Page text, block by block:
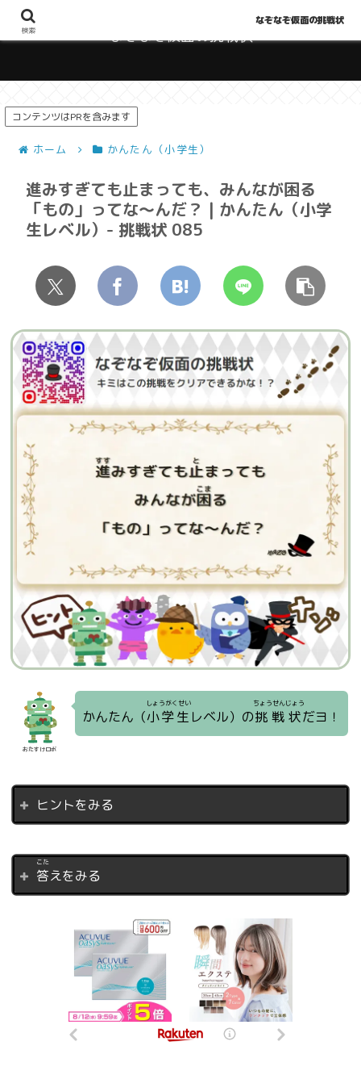
なぞなぞ仮面の挑戦状
コンテンツはPRを含みます
ホーム かんたん（小学生）
進みすぎても止まっても、みんなが困る
「もの」ってな～んだ？ | かんたん（小学
生レベル）- 挑戦状 085
おたすけロボ
かんたん（小学生
しょうがくせい
レベル）の挑戦状
ちょうせんじょう
だヨ！
ヒントをみる
答
こた
えをみる
検索
なぞなぞ仮面の挑戦状